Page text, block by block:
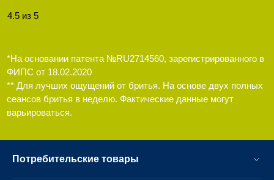
4.5 из 5
*На основании патента №RU2714560, зарегистрированного в
ФИПС от 18.02.2020
** Для лучших ощущений от бритья. На основе двух полных
сеансов бритья в неделю. Фактические данные могут
варьироваться.
Потребительские товары